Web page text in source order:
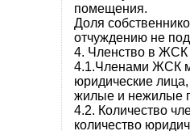
помещения.
Доля
отчуждению не
4. Членство в ЖСК
4.1.Членами ЖСК
юридические
жилые и нежилые
4.2. Количество
количество